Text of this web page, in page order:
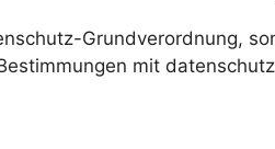
Grundverordnung,
mit